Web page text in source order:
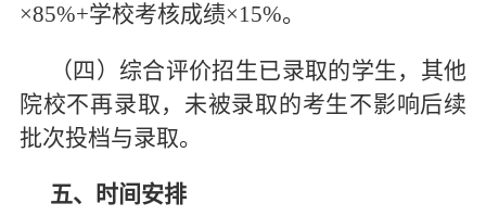
×85%+学校考核成绩×15%。
（四）综合评价招生已录取的学生，其他
院校不再录取，未被录取的考生不影响后续
批次投档与录取。
五、时间安排